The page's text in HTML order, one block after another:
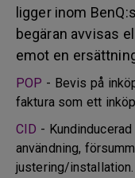
ligger inom
begäran avvisas
emot en
POP - Bevis på
faktura som ett
CID -
användning,
justering/